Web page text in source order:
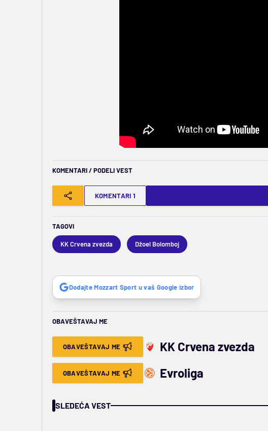
KOMENTARI / PODELI VEST
KOMENTARI 1
TAGOVI
KK Crvena zvezda Džoel Bolomboj
Dodajte Mozzart Sport u vaš Google izbor
OBAVEŠTAVAJ ME
OBAVEŠTAVAJ ME KK Crvena zvezda
OBAVEŠTAVAJ ME Evroliga
SLEDEĆA VEST